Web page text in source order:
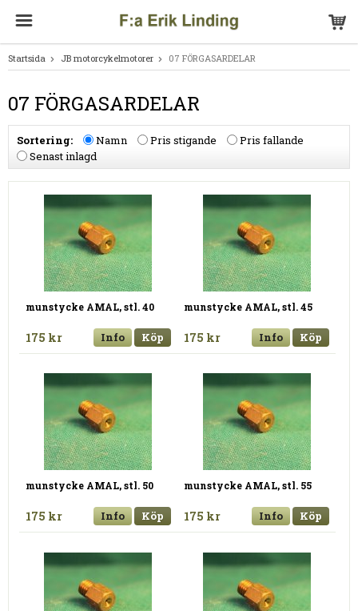
Startsida JB motorcykelmotorer 07 FÖRGASARDELAR
07 FÖRGASARDELAR
Sortering: Namn Pris stigande
Pris fallande
Senast inlagd
munstycke AMAL, stl. 40
175 kr Info Köp
munstycke AMAL, stl. 45
175 kr Info Köp
munstycke AMAL, stl. 50
175 kr Info Köp
munstycke AMAL, stl. 55
175 kr Info Köp